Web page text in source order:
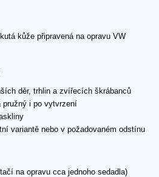
děr, trhlin a zvířecích škrábanců
pružný i po vytvrzení
variantě nebo v požadovaném odstínu
na opravu cca jednoho sedadla)